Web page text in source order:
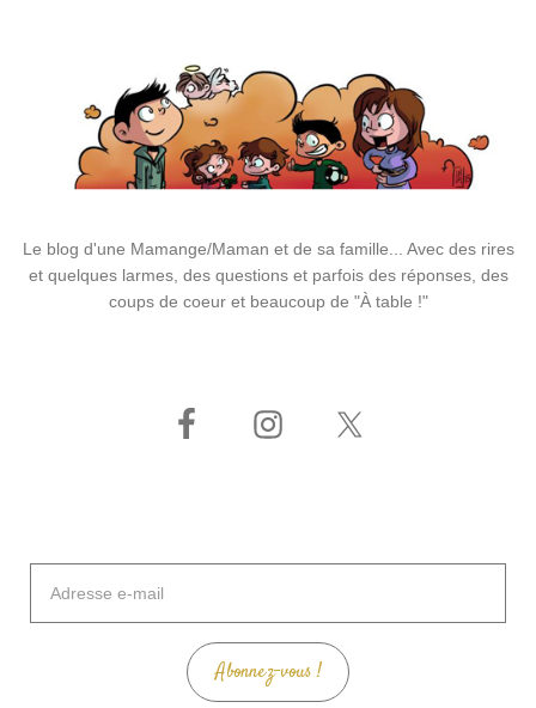
Le blog d'une Mamange/Maman et de sa famille... Avec des rires
et quelques larmes, des questions et parfois des réponses, des
coups de coeur et beaucoup de "À table !"
mail
Abonnez-vous !